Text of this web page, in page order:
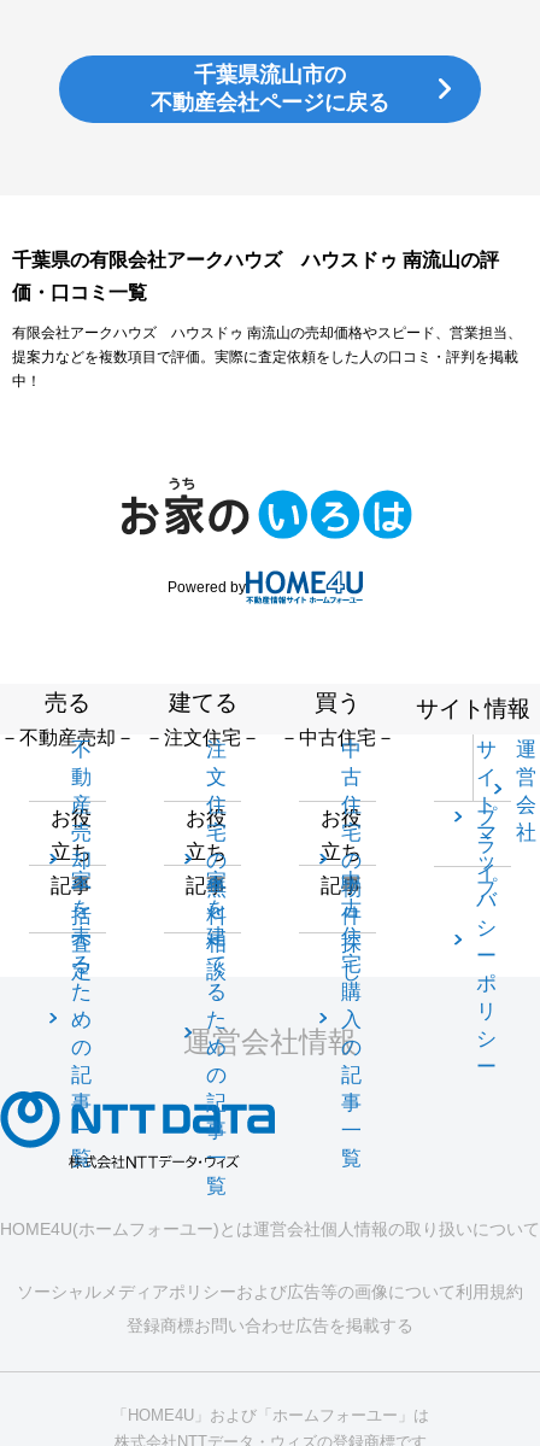
千葉県流山市の
不動産会社ページに戻る
千葉県の有限会社アークハウズ ハウスドゥ 南流山の評
価・口コミ一覧
有限会社アークハウズ ハウスドゥ 南流山の売却価格やスピード、営業担当、
提案力などを複数項目で評価。実際に査定依頼をした人の口コミ・評判を掲載
中！
Powered by
売る
－不動産売却－
不
動
産
売
却
一
括
査
定
お役
立ち
記事
家
を
売
る
た
め
の
記
事
一
覧
建てる
－注文住宅－
注
文
住
宅
の
無
料
相
談
お役
立ち
記事
家
を
建
て
る
た
め
の
記
事
一
覧
買う
－中古住宅－
中
古
住
宅
の
物
件
探
し
お役
立ち
記事
中
古
住
宅
購
入
の
記
事
一
覧
サイト情報
サ
イ
ト
マ
ッ
プ
運
営
会
社
プ
ラ
イ
バ
シ
ー
ポ
リ
シ
ー
運営会社情報
HOME4U(ホームフォーユー)とは運営会社個人情報の取り扱いについて
ソーシャルメディアポリシーおよび広告等の画像について利用規約
登録商標お問い合わせ広告を掲載する
「HOME4U」および「ホームフォーユー」は
株式会社NTTデータ・ウィズの登録商標です